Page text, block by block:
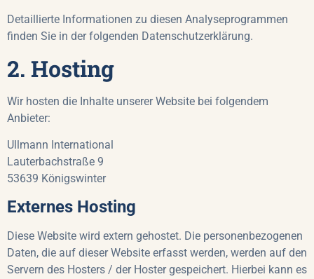
Detaillierte Informationen zu diesen Analyseprogrammen
finden Sie in der folgenden Datenschutzerklärung.
2. Hosting
Wir hosten die Inhalte unserer Website bei folgendem
Anbieter:
Ullmann International
Lauterbachstraße 9
53639 Königswinter
Externes Hosting
Diese Website wird extern gehostet. Die personenbezogenen
Daten, die auf dieser Website erfasst werden, werden auf den
Servern des Hosters / der Hoster gespeichert. Hierbei kann es